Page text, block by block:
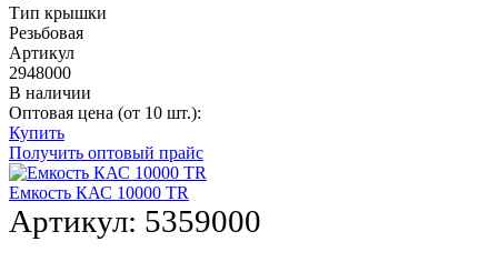
Тип крышки
Резьбовая
Артикул
2948000
В наличии
Оптовая цена (от 10 шт.):
Купить
Получить оптовый прайс
Емкость КАС 10000 TR
Артикул: 5359000